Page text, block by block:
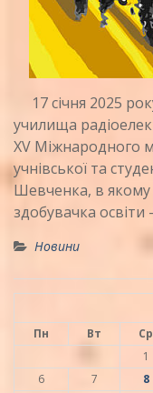
17 січня 2025
училища
ХV Міжнародного
учнівської та
Шевченка, в
здобувачка освіти
Новини
Пн Вт Ср
1
6
7 8